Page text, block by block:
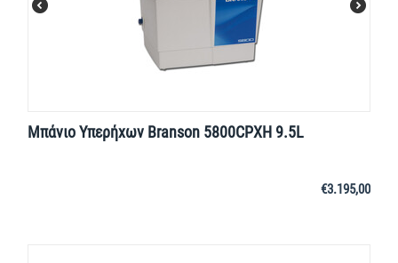
Μπάνιο Υπερήχων Branson 5800CPXH 9.5L
€3.195,00